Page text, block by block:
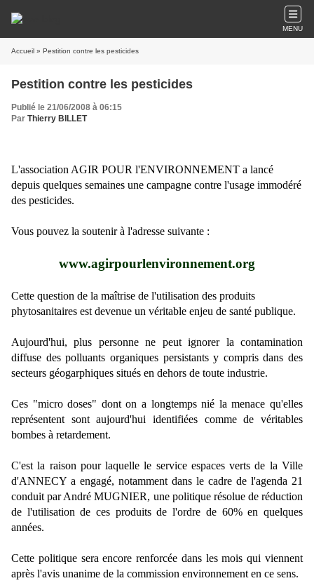
MENU
Accueil » Pestition contre les pesticides
Pestition contre les pesticides
Publié le 21/06/2008 à 06:15
Par Thierry BILLET
L'association AGIR POUR l'ENVIRONNEMENT a lancé
depuis quelques semaines une campagne contre l'usage immodéré
des pesticides.
Vous pouvez la soutenir à l'adresse suivante :
www.agirpourlenvironnement.org
Cette question de la maîtrise de l'utilisation des produits
phytosanitaires est devenue un véritable enjeu de santé publique.
Aujourd'hui, plus personne ne peut ignorer la contamination
diffuse des polluants organiques persistants y compris dans des
secteurs géogarphiques situés en dehors de toute industrie.
Ces "micro doses" dont on a longtemps nié la menace qu'elles
représentent sont aujourd'hui identifiées comme de véritables
bombes à retardement.
C'est la raison pour laquelle le service espaces verts de la Ville
d'ANNECY a engagé, notamment dans le cadre de l'agenda 21
conduit par André MUGNIER, une politique résolue de réduction
de l'utilisation de ces produits de l'ordre de 60% en quelques
années.
Cette politique sera encore renforcée dans les mois qui viennent
après l'avis unanime de la commission environnement en ce sens.